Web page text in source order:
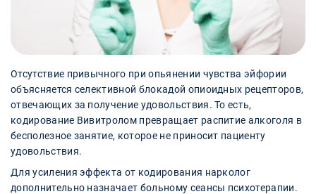
Отсутствие привычного при опьянении чувства эйфории
объясняется селективной блокадой опиоидных рецепторов,
отвечающих за получение удовольствия. То есть,
кодирование Вивитролом превращает распитие алкоголя в
бесполезное занятие, которое не приносит пациенту
удовольствия.
Для усиления эффекта от кодирования нарколог
дополнительно назначает больному сеансы психотерапии.